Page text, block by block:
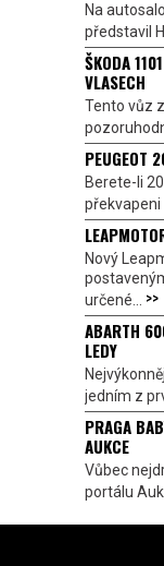
Na
představil
ŠKODA
VLASECH
Tento vůz
PEUGEOT
Berete-li
překvapeni
Nový
určené... >>
ABARTH
LEDY
jedním z
PRAGA
AUKCE
Vůbec
portálu